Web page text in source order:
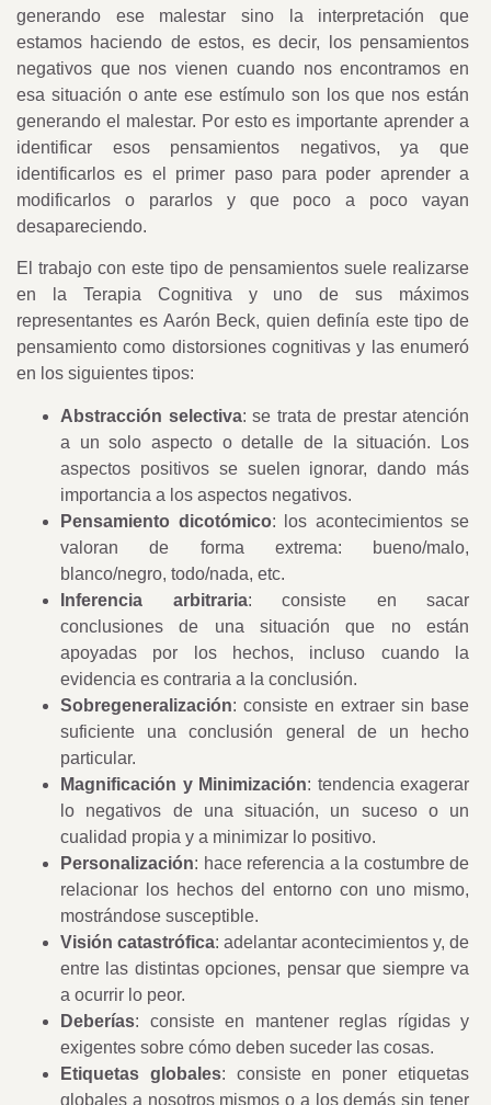
generando ese malestar sino la interpretación que
estamos haciendo de estos, es decir, los pensamientos
negativos que nos vienen cuando nos encontramos en
esa situación o ante ese estímulo son los que nos están
generando el malestar. Por esto es importante aprender a
identificar esos pensamientos negativos, ya que
identificarlos es el primer paso para poder aprender a
modificarlos o pararlos y que poco a poco vayan
desapareciendo.
El trabajo con este tipo de pensamientos suele realizarse
en la Terapia Cognitiva y uno de sus máximos
representantes es Aarón Beck, quien definía este tipo de
pensamiento como distorsiones cognitivas y las enumeró
en los siguientes tipos:
Abstracción selectiva: se trata de prestar atención
a un solo aspecto o detalle de la situación. Los
aspectos positivos se suelen ignorar, dando más
importancia a los aspectos negativos.
Pensamiento dicotómico: los acontecimientos se
valoran de forma extrema: bueno/malo,
blanco/negro, todo/nada, etc.
Inferencia arbitraria: consiste en sacar
conclusiones de una situación que no están
apoyadas por los hechos, incluso cuando la
evidencia es contraria a la conclusión.
Sobregeneralización: consiste en extraer sin base
suficiente una conclusión general de un hecho
particular.
Magnificación y Minimización: tendencia exagerar
lo negativos de una situación, un suceso o un
cualidad propia y a minimizar lo positivo.
Personalización: hace referencia a la costumbre de
relacionar los hechos del entorno con uno mismo,
mostrándose susceptible.
Visión catastrófica: adelantar acontecimientos y, de
entre las distintas opciones, pensar que siempre va
a ocurrir lo peor.
Deberías: consiste en mantener reglas rígidas y
exigentes sobre cómo deben suceder las cosas.
Etiquetas globales: consiste en poner etiquetas
globales a nosotros mismos o a los demás sin tener